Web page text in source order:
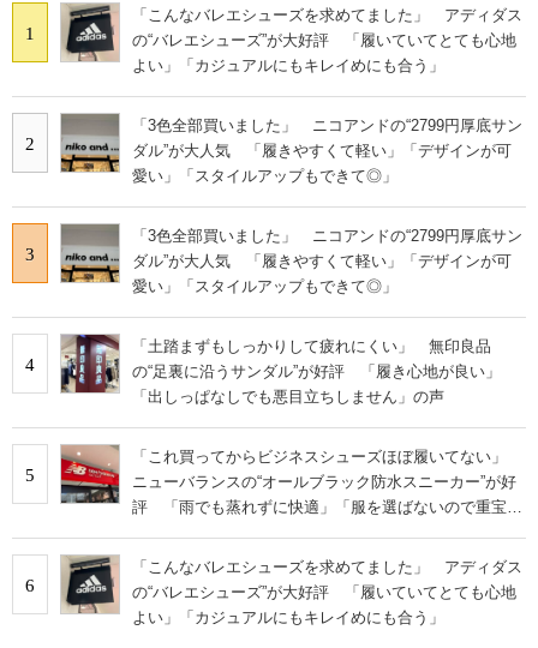
1
「こんなバレエシューズを求めてました」 アディダス
の“バレエシューズ”が大好評 「履いていてとても心地
よい」「カジュアルにもキレイめにも合う」
2
「3色全部買いました」 ニコアンドの“2799円厚底サン
ダル”が大人気 「履きやすくて軽い」「デザインが可
愛い」「スタイルアップもできて◎」
3
「3色全部買いました」 ニコアンドの“2799円厚底サン
ダル”が大人気 「履きやすくて軽い」「デザインが可
愛い」「スタイルアップもできて◎」
4
「土踏まずもしっかりして疲れにくい」 無印良品
の“足裏に沿うサンダル”が好評 「履き心地が良い」
「出しっぱなしでも悪目立ちしません」の声
5
「これ買ってからビジネスシューズほぼ履いてない」
ニューバランスの“オールブラック防水スニーカー”が好
評 「雨でも蒸れずに快適」「服を選ばないので重宝」
6
「こんなバレエシューズを求めてました」 アディダス
の“バレエシューズ”が大好評 「履いていてとても心地
よい」「カジュアルにもキレイめにも合う」